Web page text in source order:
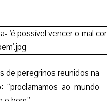
de peregrinos reunidos na
ao mundo